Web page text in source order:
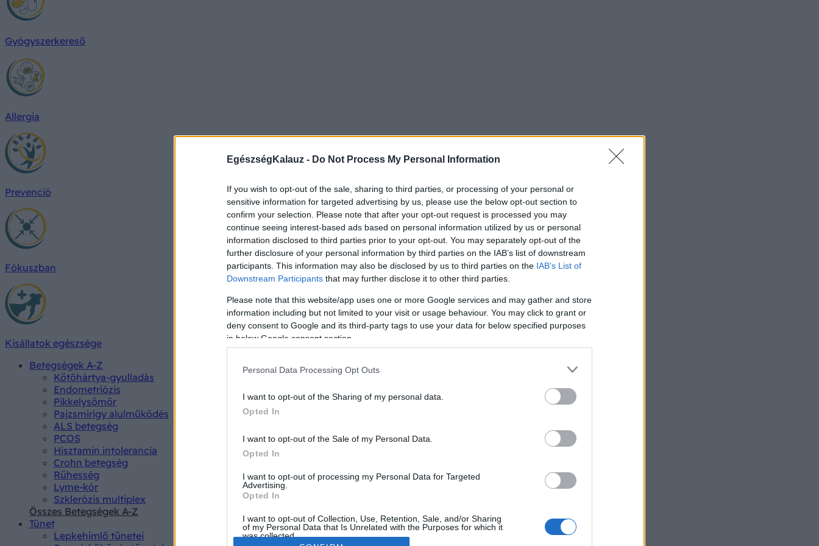
EgészségKalauz - Do Not Process My Personal Information
If you wish to opt-out of the sale, sharing to third parties, or processing of your personal or
sensitive information for targeted advertising by us, please use the below opt-out section to
confirm your selection. Please note that after your opt-out request is processed you may
continue seeing interest-based ads based on personal information utilized by us or personal
information disclosed to third parties prior to your opt-out. You may separately opt-out of the
further disclosure of your personal information by third parties on the IAB’s list of downstream
participants. This information may also be disclosed by us to third parties on the IAB’s List of
Downstream Participants that may further disclose it to other third parties.
Please note that this website/app uses one or more Google services and may gather and store
information including but not limited to your visit or usage behaviour. You may click to grant or
deny consent to Google and its third-party tags to use your data for below specified purposes
in below Google consent section.
Personal Data Processing Opt Outs
I want to opt-out of the Sharing of my personal data.
Opted In
I want to opt-out of the Sale of my Personal Data.
Opted In
I want to opt-out of processing my Personal Data for Targeted
Advertising.
Opted In
I want to opt-out of Collection, Use, Retention, Sale, and/or Sharing
of my Personal Data that Is Unrelated with the Purposes for which it
was collected.
Gyógyszerkereső
Allergia
Prevenció
Fókuszban
Kisállatok egészsége
Betegségek A-Z
Kötőhártya-gyulladás
Endometriózis
Pikkelysömör
Pajzsmirigy alulműködés
ALS betegség
PCOS
Hisztamin intolerancia
Crohn betegség
Rühesség
Lyme-kór
Szklerózis multiplex
Összes Betegségek A-Z
Tünet
Lepkehimlő tünetei